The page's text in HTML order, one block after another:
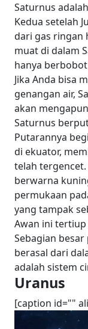
Saturnus
Kedua setelah
dari gas ringan
muat di dalam
hanya
Jika Anda bisa
genangan air,
akan
Saturnus
Putarannya
di ekuator,
telah
berwarna
permukaan
yang tampak
Awan ini
Sebagian
berasal dari
adalah sistem
Uranus
[caption id=""